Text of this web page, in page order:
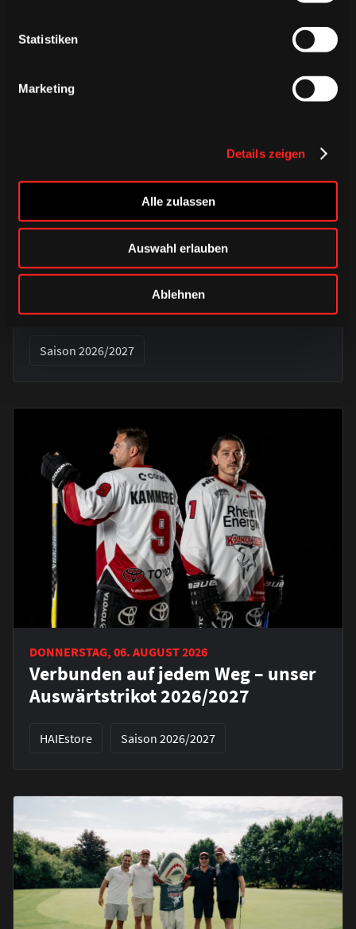
Statistiken
Marketing
Details zeigen
Alle zulassen
Auswahl erlauben
Ablehnen
DONNERSTAG, 06. AUGUST 2026
Alle Infos zum öffentlichen
Trainingsauftakt am Sonntag im
Haie-Zentrum
Saison 2026/2027
DONNERSTAG, 06. AUGUST 2026
Verbunden auf jedem Weg – unser
Auswärtstrikot 2026/2027
HAIEstore Saison 2026/2027